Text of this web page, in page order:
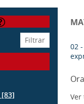
[83]
02
Ver